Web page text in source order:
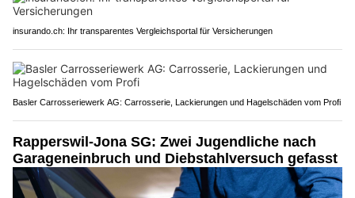
insurando.ch: Ihr transparentes Vergleichsportal für Versicherungen
Basler Carrosseriewerk AG: Carrosserie, Lackierungen und Hagelschäden vom Profi
Rapperswil-Jona SG: Zwei Jugendliche nach
Garageneinbruch und Diebstahlversuch gefasst